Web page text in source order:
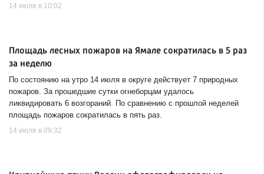
14 июля в 10:02
Площадь лесных пожаров на Ямале сократилась в 5 раз
за неделю
По состоянию на утро 14 июля в округе действует 7 природных
пожаров. За прошедшие сутки огнеборцам удалось
ликвидировать 6 возгораний. По сравнению с прошлой неделей
площадь пожаров сократилась в пять раз.
14 июля в 09:32